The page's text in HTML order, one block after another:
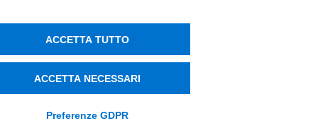
Privacy Policy
Società Trasparente
ACCETTA TUTTO
ACCETTA NECESSARI
Preferenze GDPR